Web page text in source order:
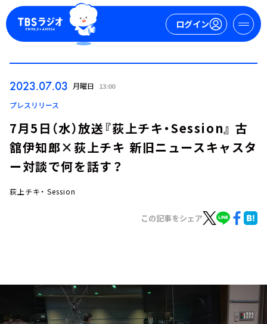
ログイン
イベント・グッズ
YouTube
会社情報
2023.07.03 月曜日 13:00
プレスリリース
7月5日（水）放送『荻上チキ・Session』 古
舘伊知郎×荻上チキ 新旧ニュースキャスタ
ー対談で何を話す？
荻上チキ・ Session
この記事をシェア